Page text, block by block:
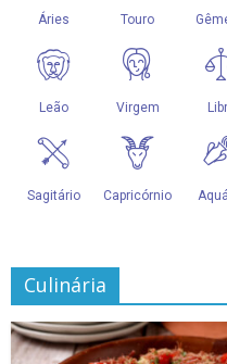
Culinária